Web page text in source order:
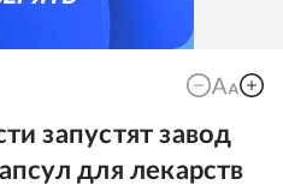
запустят завод
для лекарств